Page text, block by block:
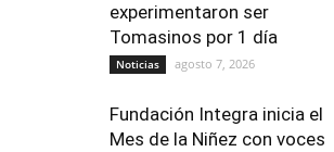
experimentaron ser
Tomasinos por 1 día
Noticias agosto 7, 2026
Fundación Integra inicia el
Mes de la Niñez con voces